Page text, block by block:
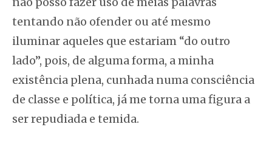
tentando não ofender ou até mesmo
iluminar aqueles que estariam “do outro
lado”, pois, de alguma forma, a minha
existência plena, cunhada numa consciência
de classe e política, já me torna uma figura a
ser repudiada e temida.